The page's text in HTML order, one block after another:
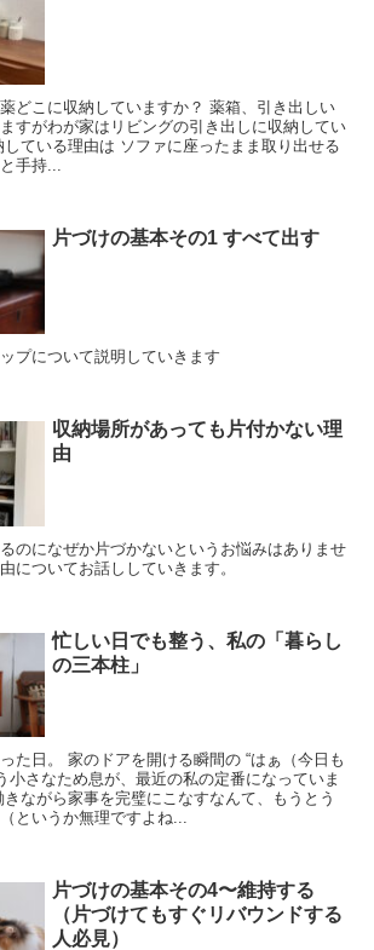
どこに収納していますか？ 薬箱、引き出しい
すがわが家はリビングの引き出しに収納してい
している理由は ソファに座ったまま取り出せる
手持...
片づけの基本その1 すべて出す
プについて説明していきます
収納場所があっても片付かない理
由
のになぜか片づかないというお悩みはありませ
についてお話ししていきます。
忙しい日でも整う、私の「暮らし
の三本柱」
た日。 家のドアを開ける瞬間の “はぁ（今日も
小さなため息が、最近の私の定番になっていま
ながら家事を完璧にこなすなんて、もうとう
というか無理ですよね...
片づけの基本その4〜維持する
（片づけてもすぐリバウンドする
人必見）